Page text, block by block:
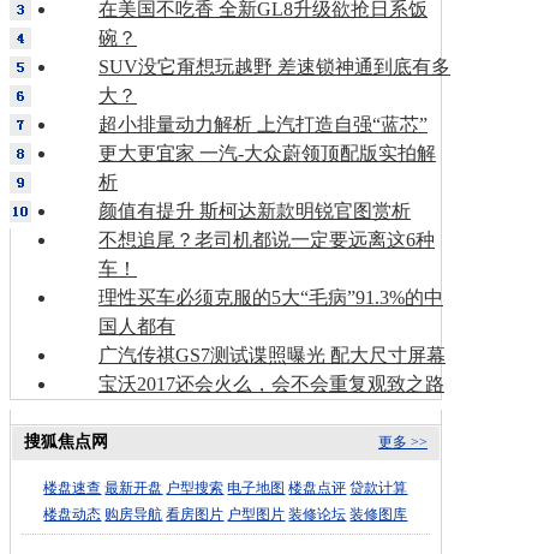
在美国不吃香 全新GL8升级欲抢日系饭
碗？
SUV没它甭想玩越野 差速锁神通到底有多
大？
超小排量动力解析 上汽打造自强“蓝芯”
更大更宜家 一汽-大众蔚领顶配版实拍解
析
颜值有提升 斯柯达新款明锐官图赏析
不想追尾？老司机都说一定要远离这6种
车！
理性买车必须克服的5大“毛病”91.3%的中
国人都有
广汽传祺GS7测试谍照曝光 配大尺寸屏幕
宝沃2017还会火么，会不会重复观致之路
更多 >>
搜狐焦点网
楼盘速查 最新开盘 户型搜索 电子地图 楼盘点评 贷款计算
楼盘动态 购房导航 看房图片 户型图片 装修论坛 装修图库